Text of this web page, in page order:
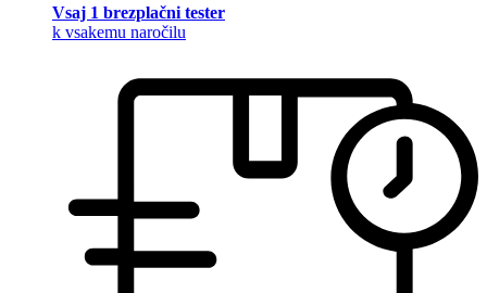
Vsaj 1 brezplačni tester
k vsakemu naročilu